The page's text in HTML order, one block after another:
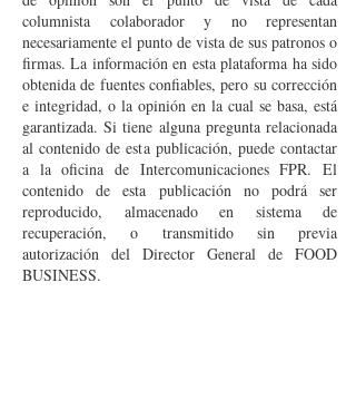
columnista colaborador y no representan
necesariamente el punto de vista de sus patronos o
firmas. La información en esta plataforma ha sido
obtenida de fuentes confiables, pero su corrección
e integridad, o la opinión en la cual se basa, está
garantizada. Si tiene alguna pregunta relacionada
al contenido de esta publicación, puede contactar
a la oficina de Intercomunicaciones FPR. El
contenido de esta publicación no podrá ser
reproducido, almacenado en sistema de
recuperación, o transmitido sin previa
autorización del Director General de FOOD
BUSINESS.